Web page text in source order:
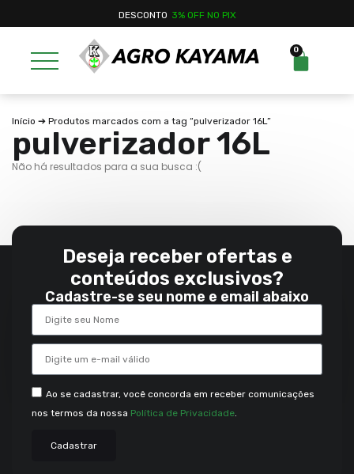
DESCONTO 3% OFF NO PIX
0
Início ➔ Produtos marcados com a tag “pulverizador 16L”
pulverizador 16L
Não há resultados para a sua busca :(
Deseja receber ofertas e
conteúdos exclusivos?
Cadastre-se seu nome e email abaixo
Ao se cadastrar, você concorda em receber comunicações
nos termos da nossa Política de Privacidade
Cadastrar